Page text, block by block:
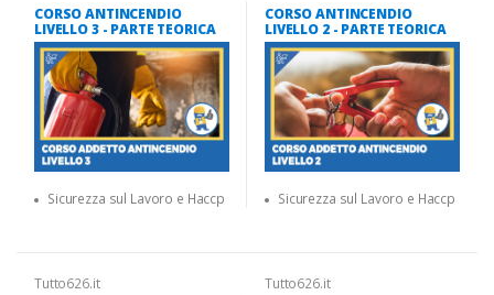
CORSO ANTINCENDIO
LIVELLO 3 - PARTE TEORICA
Sicurezza sul Lavoro e Haccp
CORSO ANTINCENDIO
LIVELLO 2 - PARTE TEORICA
Sicurezza sul Lavoro e Haccp
Tutto626.it
Tutto626.it